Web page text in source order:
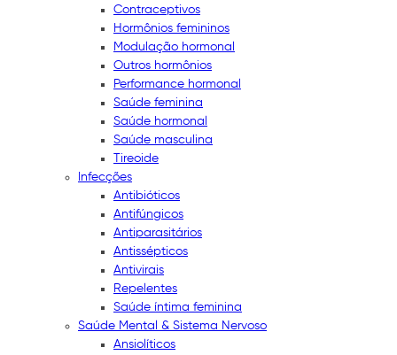
Contraceptivos
Hormônios femininos
Modulação hormonal
Outros hormônios
Performance hormonal
Saúde feminina
Saúde hormonal
Saúde masculina
Tireoide
Infecções
Antibióticos
Antifúngicos
Antiparasitários
Antissépticos
Antivirais
Repelentes
Saúde íntima feminina
Saúde Mental & Sistema Nervoso
Ansiolíticos